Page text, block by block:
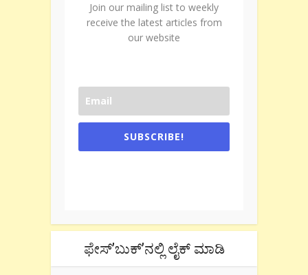
Join our mailing list to weekly
receive the latest articles from
our website
SUBSCRIBE!
ಫೇಸ್’ಬುಕ್’ನಲ್ಲಿ ಲೈಕ್ ಮಾಡಿ